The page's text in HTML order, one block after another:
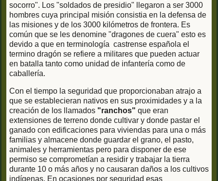
socorro". Los "soldados de presidio" llegaron a ser 3000
hombres cuya principal misión consistia en la defensa de
las misiones y de los 3000 kilómetros de frontera. Es
común que se les denomine "dragones de cuera" esto es
devido a que en terminología castrense española el
termino dragón se refiere a militares que pueden actuar
en batalla tanto como unidad de infantería como de
caballería.
Con el tiempo la seguridad que proporcionaban atrajo a
que se establecieran nativos en sus proximidades y a la
creación de los llamados "ranchos" que eran
extensiones de terreno donde cultivar y donde pastar el
ganado con edificaciones para viviendas para una o más
familias y almacene donde guardar el grano, el pasto,
animales y herramientas pero para disponer de ese
permiso se comprometían a residir y trabajar la tierra
durante 10 o más años y no causaran daños a los cultivos
indígenas. En ocasiones por seguridad esas